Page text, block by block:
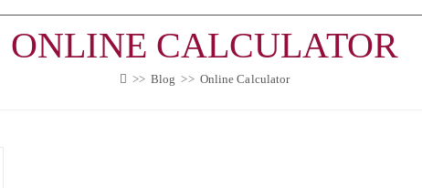
ONLINE CALCULATOR
>> Blog >> Online Calculator